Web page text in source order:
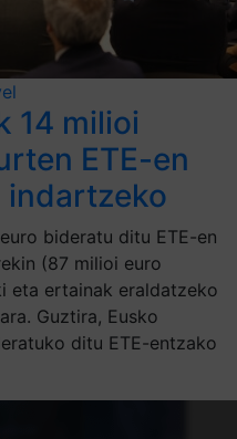
14 milioi
ETE-en
indartzeko
bideratu ditu ETE-en
(87 milioi euro
eta ertainak eraldatzeko
Guztira, Eusko
ditu ETE-entzako